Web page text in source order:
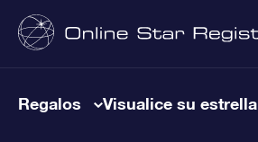
Regalos Visualice su estrella